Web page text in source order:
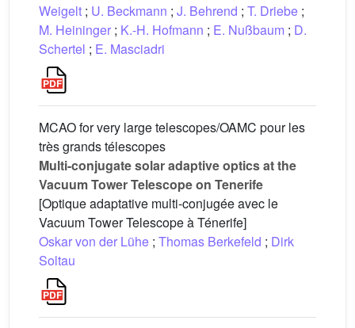
Weigelt ; U. Beckmann ; J. Behrend ; T. Driebe ;
M. Heininger ; K.-H. Hofmann ; E. Nußbaum ; D.
Schertel ; E. Masciadri
MCAO for very large telescopes/OAMC pour les
très grands télescopes
Multi-conjugate solar adaptive optics at the
Vacuum Tower Telescope on Tenerife
[Optique adaptative multi-conjugée avec le
Vacuum Tower Telescope à Ténerife]
Oskar von der Lühe ; Thomas Berkefeld ; Dirk
Soltau